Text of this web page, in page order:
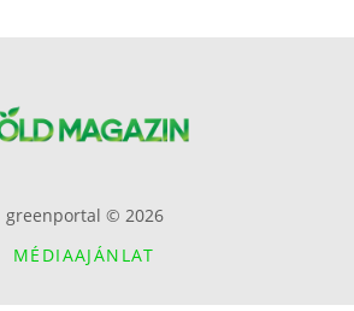
greenportal © 2026
MÉDIAAJÁNLAT